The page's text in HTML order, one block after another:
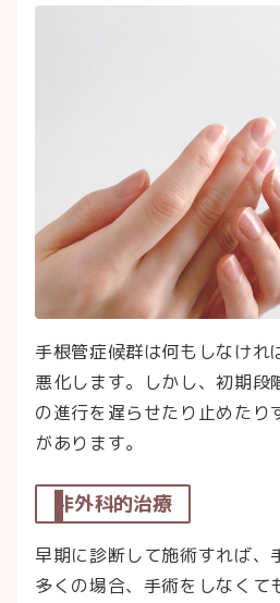
手根管症候群は何もしなけれ
悪化します。しかし、初期段
の進行を遅らせたり止めたり
があります。
非外科的治療
早期に診断して施術すれば、
多くの場合、手術をしなくて